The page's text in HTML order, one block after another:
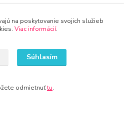
na poskytovanie svojich služieb
Viac informácií.
Súhlasím
odmietnuťtu.